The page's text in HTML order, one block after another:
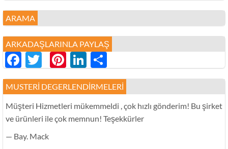
ARAMA
ARKADAŞLARINLA ​​PAYLAŞ
Facebook
Twitter
Pinterest
LinkedIn
享
MUSTERI DEGERLENDIRMELERI
Müşteri Hizmetleri mükemmeldi , çok hızlı gönderim! Bu şirket
ve ürünleri ile çok memnun! Teşekkürler
— Bay. Mack